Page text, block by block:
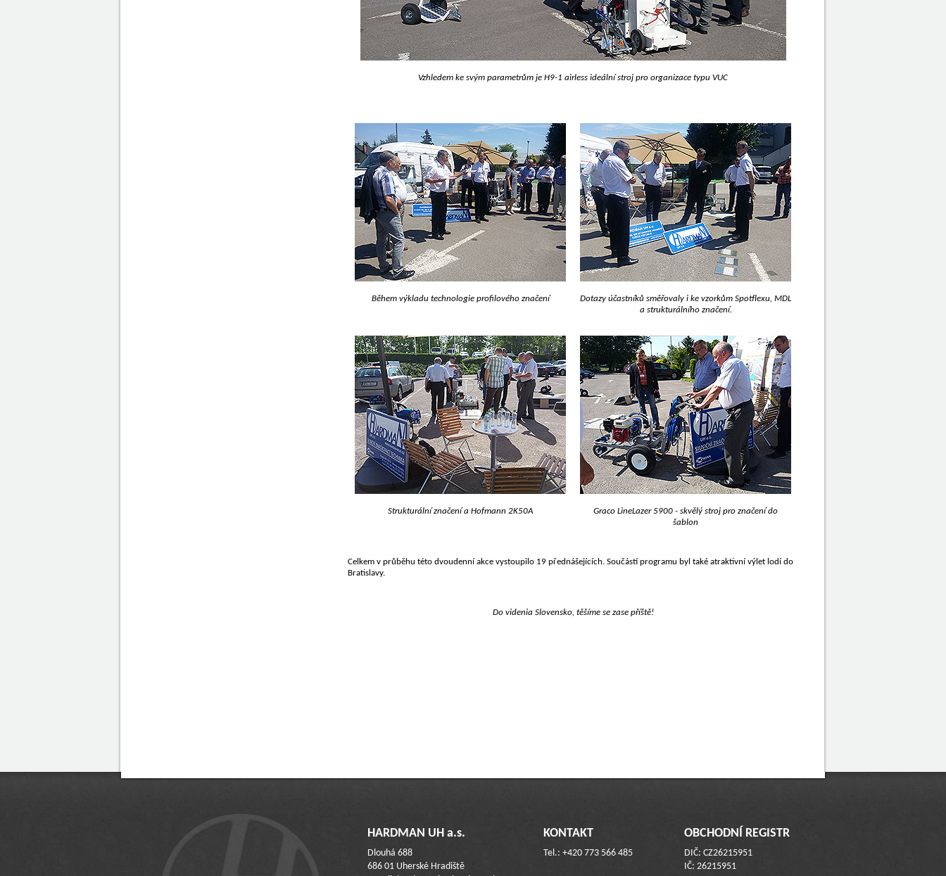
Vzhledem ke svým parametrům je H9-1 airless ideální stroj pro organizace typu VUC
Během výkladu technologie profilového značení
Dotazy účastníků směřovaly i ke vzorkům Spotflexu, MDL
a strukturálního značení.
Strukturální značení a Hofmann 2K50A
Graco LineLazer 5900 - skvělý stroj pro značení do
šablon
Celkem v průběhu této dvoudenní akce vystoupilo 19 přednášejících. Součástí programu byl také atraktivní výlet lodí do
Bratislavy.
Do videnia Slovensko, těšíme se zase příště!
HARDMAN UH a.s.
Dlouhá 688
686 01 Uherské Hradiště
KONTAKT
Tel.: +420 773 566 485
OBCHODNÍ REGISTR
DIČ: CZ26215951
IČ: 26215951